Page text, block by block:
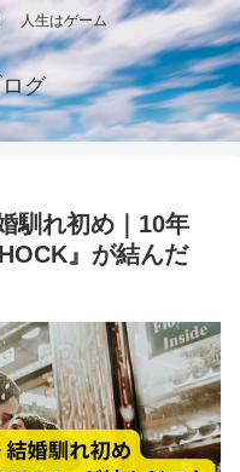
人生はゲーム
グ
馴れ初め｜10年
』が結んだ